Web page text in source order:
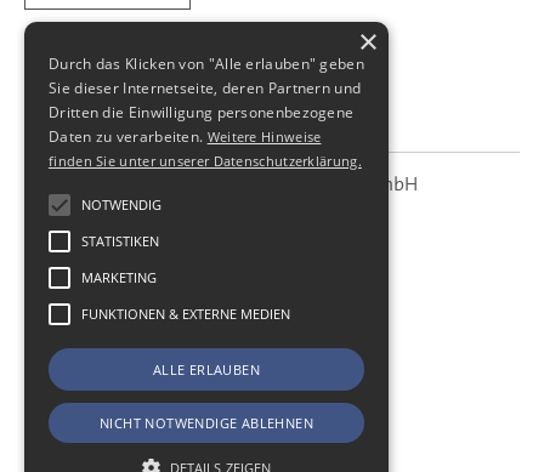
SBS
SBS Richter, Trenner & Kollegen GmbH
Steuerberatungsgesellschaft
Hohe Straße 55
01187Dresden
Telefax:+49 (0) 351 - 87 32 699
E-Mail:kanzlei@sbsdresden.de
ESt-Helfer
Start
Impressum
×
Durch das Klicken von "Alle erlauben" geben
Sie dieser Internetseite, deren Partnern und
Dritten die Einwilligung personenbezogene
Daten zu verarbeiten. Weitere Hinweise
finden Sie unter unserer Datenschutzerklärung.
NOTWENDIG
STATISTIKEN
MARKETING
FUNKTIONEN & EXTERNE MEDIEN
ALLE ERLAUBEN
NICHT NOTWENDIGE ABLEHNEN
DETAILS ZEIGEN